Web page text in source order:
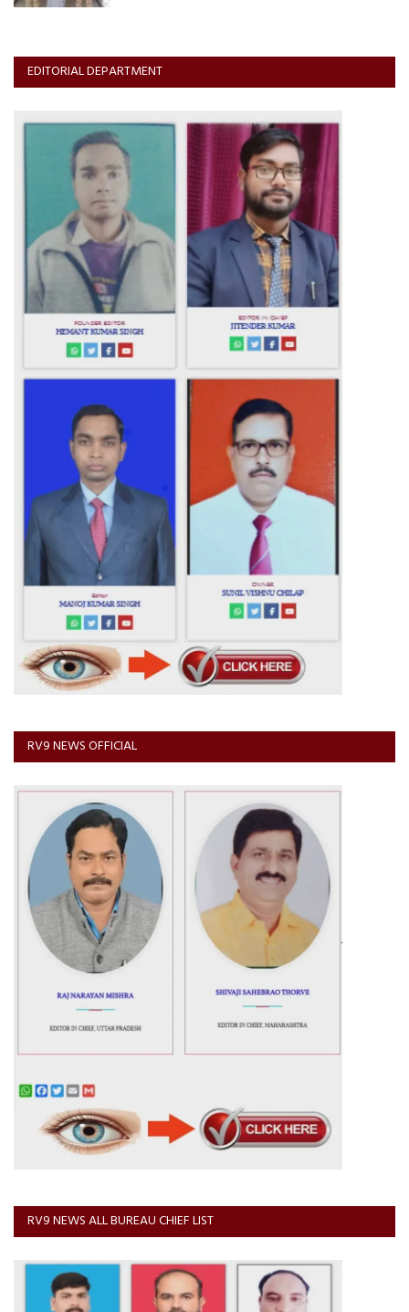
EDITORIAL DEPARTMENT
RV9 NEWS OFFICIAL
RV9 NEWS ALL BUREAU CHIEF LIST